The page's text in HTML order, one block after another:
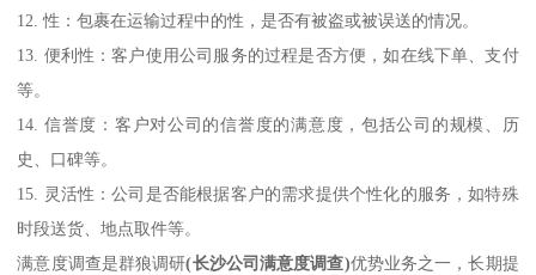
12. 性：包裹在运输过程中的性，是否有被盗或被误送的情况。
13. 便利性：客户使用公司服务的过程是否方便，如在线下单、支付
等。
14. 信誉度：客户对公司的信誉度的满意度，包括公司的规模、历
史、口碑等。
15. 灵活性：公司是否能根据客户的需求提供个性化的服务，如特殊
时段送货、地点取件等。
满意度调查是群狼调研(长沙公司满意度调查)优势业务之一，长期提